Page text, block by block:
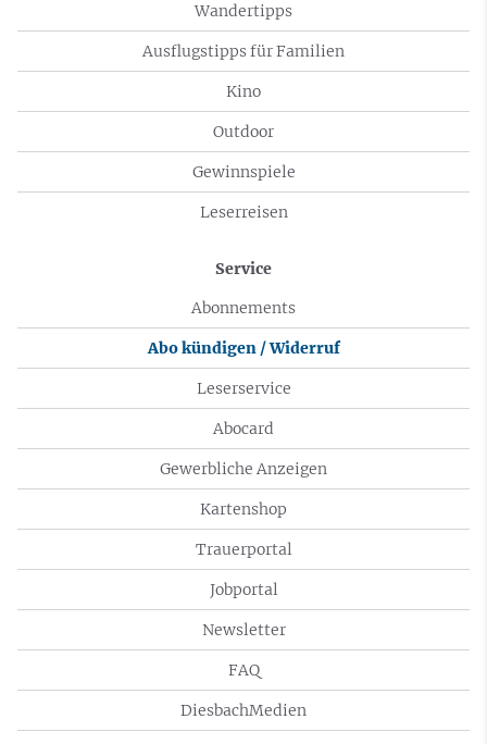
Wandertipps
Ausflugstipps für Familien
Kino
Outdoor
Gewinnspiele
Leserreisen
Service
Abonnements
Abo kündigen / Widerruf
Leserservice
Abocard
Gewerbliche Anzeigen
Kartenshop
Trauerportal
Jobportal
Newsletter
FAQ
DiesbachMedien